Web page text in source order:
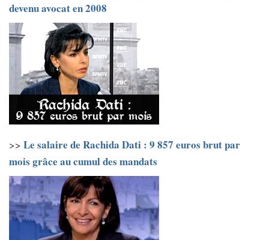
devenu avocat en 2008
>> Le salaire de Rachida Dati : 9 857 euros brut par
mois grâce au cumul des mandats